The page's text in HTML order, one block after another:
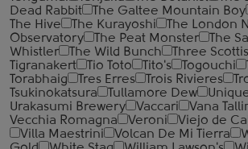
Dead Rabbit
The Galtee Mountain Boy
The Hive
The Kurayoshi The London
Observatory
The Peat Monster The
Whistler
The Wild Bunch
Three
Tigranakert
Tio Toto Tito's Togouchi
Torabhaig
Tres Erres Trois Rivieres
Tsukinokatsura
Tullamore Dew
Urakasumi Brewery
Vaccari Vana
Vecchia Romagna
Veroni Viejo de
Villa Maestrini
Volcan De Mi Tierra